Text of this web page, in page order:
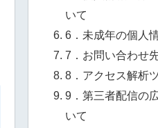
いて
6．未成年の個人
7．お問い合わせ
8．アクセス解析
9．第三者配信の
いて